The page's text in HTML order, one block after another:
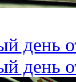
день
день